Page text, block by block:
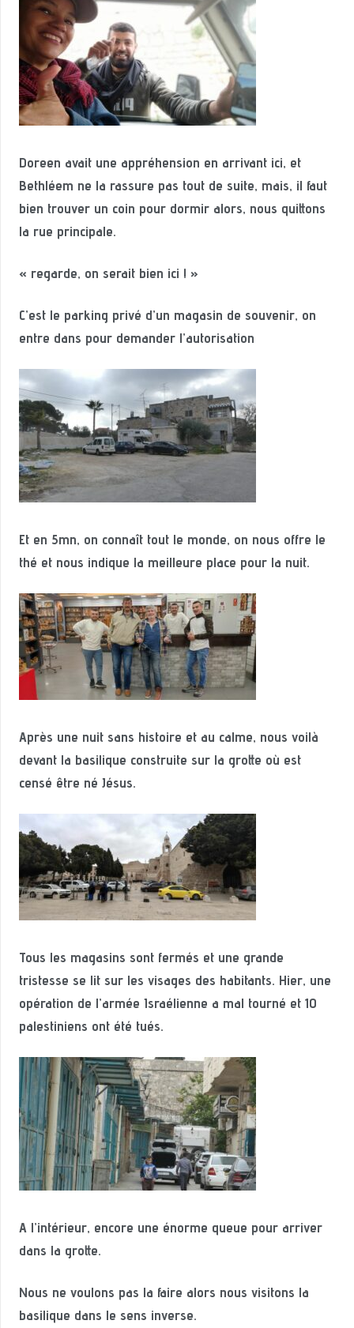
Doreen avait une appréhension en arrivant ici, et
Bethléem ne la rassure pas tout de suite, mais, il faut
bien trouver un coin pour dormir alors, nous quittons
la rue principale.
« regarde, on serait bien ici ! »
C’est le parking privé d’un magasin de souvenir, on
entre dans pour demander l’autorisation
Et en 5mn, on connaît tout le monde, on nous offre le
thé et nous indique la meilleure place pour la nuit.
Après une nuit sans histoire et au calme, nous voilà
devant la basilique construite sur la grotte où est
censé être né Jésus.
Tous les magasins sont fermés et une grande
tristesse se lit sur les visages des habitants. Hier, une
opération de l’armée Israélienne a mal tourné et 10
palestiniens ont été tués.
A l’intérieur, encore une énorme queue pour arriver
dans la grotte.
Nous ne voulons pas la faire alors nous visitons la
basilique dans le sens inverse.